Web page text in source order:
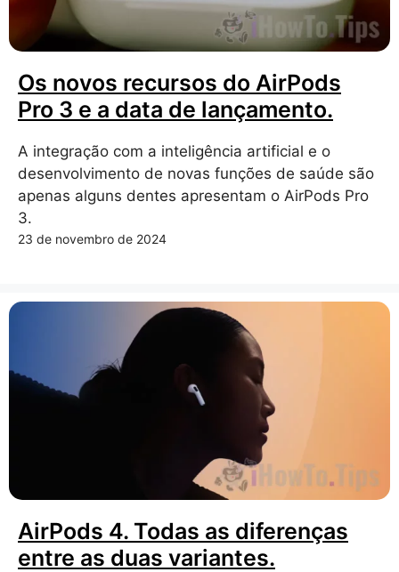
Os novos recursos do AirPods
Pro 3 e a data de lançamento.
A integração com a inteligência artificial e o
desenvolvimento de novas funções de saúde são
apenas alguns dentes apresentam o AirPods Pro
3.
23 de novembro de 2024
AirPods 4. Todas as diferenças
entre as duas variantes.